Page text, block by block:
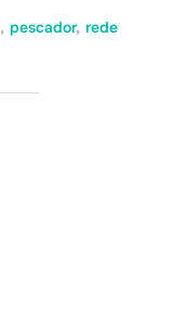
, pescador, rede